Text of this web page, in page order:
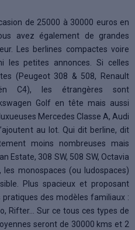
de 25000 à 30000 euros en
avez également de grandes
Les berlines compactes voire
les petites annonces. Si celles
(Peugeot 308 & 508, Renault
C4), les étrangères sont
Golf en tête mais aussi
Mercedes Classe A, Audi
au lot. Qui dit berline, dit
moins nombreuses mais
Estate, 308 SW, 508 SW, Octavia
les monospaces (ou ludospaces)
Plus spacieux et proposant
des modèles familiaux :
Rifter… Sur ce tous ces types de
seront de 30000 kms et 2